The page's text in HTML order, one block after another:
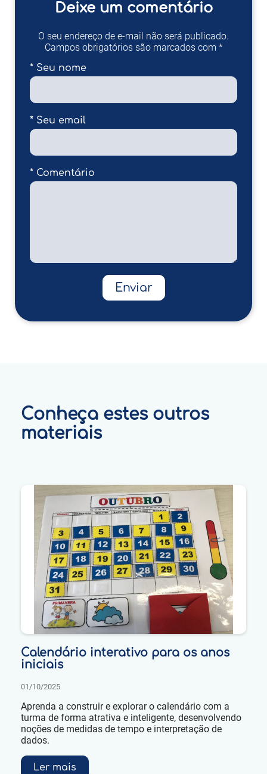
Deixe um comentário
O seu endereço de e-mail não será publicado.
Campos obrigatórios são marcados com *
* Seu nome
* Seu email
* Comentário
Enviar
Conheça estes outros
materiais
Calendário interativo para os anos
iniciais
01/10/2025
Aprenda a construir e explorar o calendário com a
turma de forma atrativa e inteligente, desenvolvendo
noções de medidas de tempo e interpretação de
dados.
Ler mais